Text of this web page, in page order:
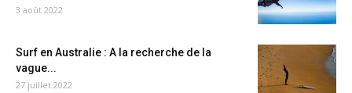
3 août 2022
Surf en Australie : A la recherche de la
vague...
27 juillet 2022